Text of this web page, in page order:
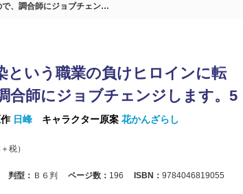
で、調合師にジョブチェン…
という職業の負けヒロインに転
合師にジョブチェンジします。5
日峰 キャラクター原案 花かんざらし
税）
判型： Ｂ６判 ページ数： 196 ISBN： 9784046819055